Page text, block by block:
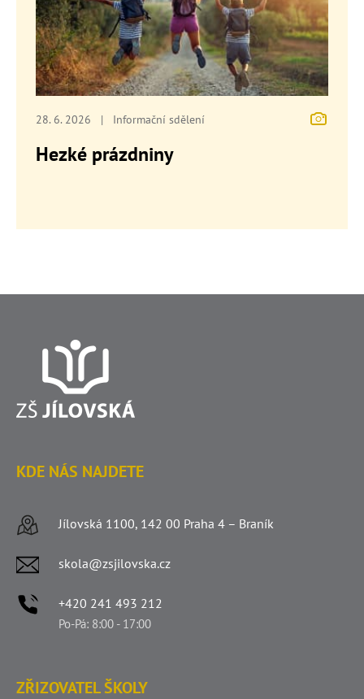
28. 6. 2026 | Informační sdělení
Hezké prázdniny
KDE NÁS NAJDETE
Jílovská 1100, 142 00 Praha 4 – Braník
skola@zsjilovska.cz
+420 241 493 212
Po-Pá: 8:00 - 17:00
ZŘIZOVATEL ŠKOLY